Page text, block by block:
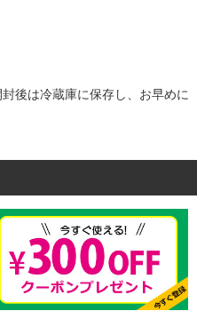
後は冷蔵庫に保存し、お早めに